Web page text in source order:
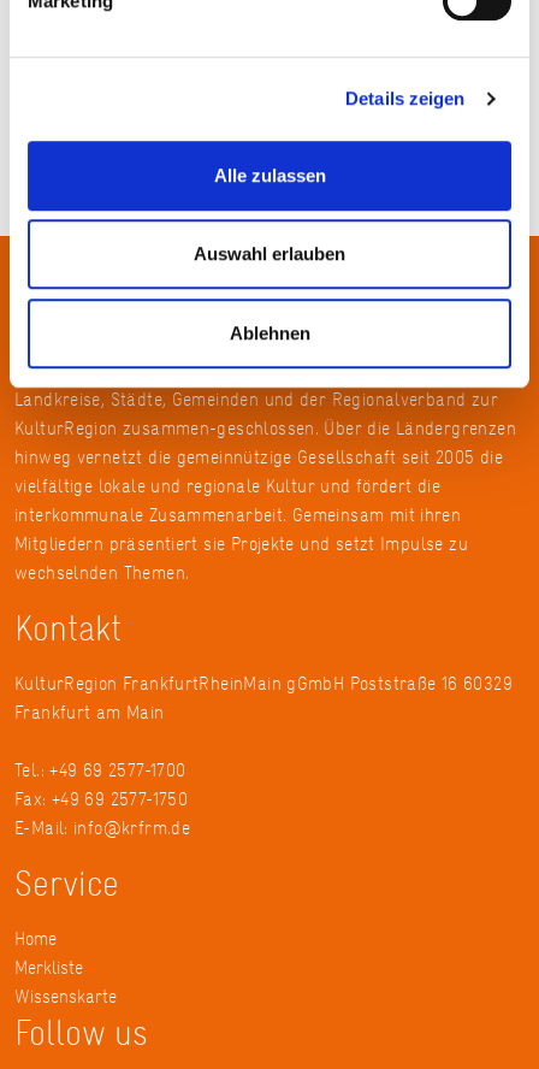
Details zeigen
Alle zulassen
Auswahl erlauben
Ablehnen
Marion Nickig
Über uns
In der Metropolregion FrankfurtRheinMain haben sich rund 50
Landkreise, Städte, Gemeinden und der Regionalverband zur
KulturRegion zusammen-geschlossen. Über die Ländergrenzen
hinweg vernetzt die gemeinnützige Gesellschaft seit 2005 die
vielfältige lokale und regionale Kultur und fördert die
interkommunale Zusammenarbeit. Gemeinsam mit ihren
Mitgliedern präsentiert sie Projekte und setzt Impulse zu
wechselnden Themen.
Kontakt
KulturRegion FrankfurtRheinMain gGmbH Poststraße 16 60329
Frankfurt am Main
Tel.: +49 69 2577-1700
Fax: +49 69 2577-1750
E-Mail: info@krfrm.de
Service
Home
Merkliste
Wissenskarte
Follow us